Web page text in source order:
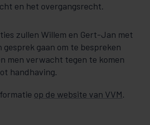
en het overgangsrecht.
zullen Willem en Gert-Jan met
gesprek gaan om te bespreken
men verwacht tegen te komen
handhaving.
op de website van VVM.